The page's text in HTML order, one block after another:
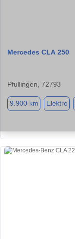
Mercedes CLA 250
Pfullingen, 72793
9.900 km Elektro